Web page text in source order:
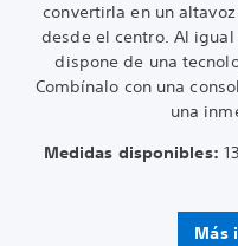
convertirla en un
desde el centro. Al
dispone de una
Combínalo con una
una
Medidas disponibles:
Más